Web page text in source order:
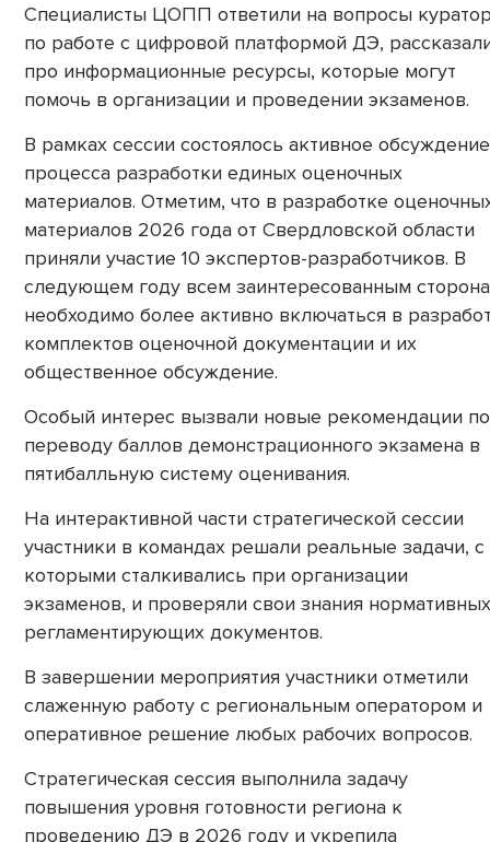
Специалисты ЦОПП ответили на вопросы
по работе с цифровой платформой ДЭ,
про информационные ресурсы, которые могут
помочь в организации и проведении экзаменов.
В рамках сессии состоялось активное обсуждение
процесса разработки единых оценочных
материалов. Отметим, что в разработке
материалов 2026 года от Свердловской области
приняли участие 10 экспертов-разработчиков. В
следующем году всем заинтересованным
необходимо более активно включаться в
комплектов оценочной документации и их
общественное обсуждение.
Особый интерес вызвали новые рекомендации по
переводу баллов демонстрационного экзамена в
пятибалльную систему оценивания.
На интерактивной части стратегической сессии
участники в командах решали реальные задачи, с
которыми сталкивались при организации
экзаменов, и проверяли свои знания
регламентирующих документов.
В завершении мероприятия участники отметили
слаженную работу с региональным оператором и
оперативное решение любых рабочих вопросов.
Стратегическая сессия выполнила задачу
повышения уровня готовности региона к
проведению ДЭ в 2026 году и укрепила